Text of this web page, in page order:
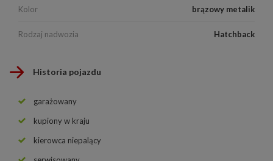
Kolor brązowy metalik
Rodzaj nadwozia Hatchback
Historia pojazdu
garażowany
kupiony w kraju
kierowca niepalący